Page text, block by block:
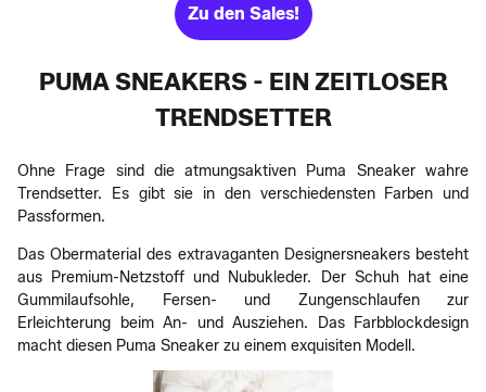
Zu den Sales!
PUMA SNEAKERS - EIN ZEITLOSER
TRENDSETTER
Ohne Frage sind die atmungsaktiven Puma Sneaker wahre
Trendsetter. Es gibt sie in den verschiedensten Farben und
Passformen.
Das Obermaterial des extravaganten Designersneakers besteht
aus Premium-Netzstoff und Nubukleder. Der Schuh hat eine
Gummilaufsohle, Fersen- und Zungenschlaufen zur
Erleichterung beim An- und Ausziehen. Das Farbblockdesign
macht diesen Puma Sneaker zu einem exquisiten Modell.